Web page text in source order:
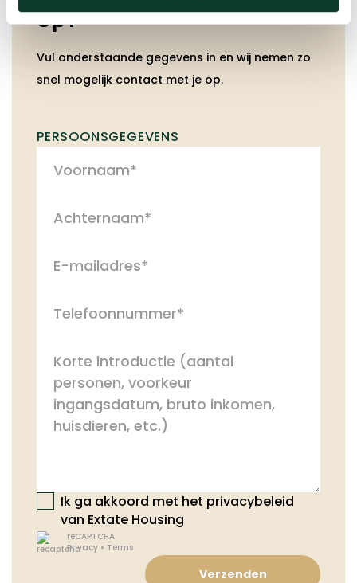
op!
Vul onderstaande gegevens in en wij nemen zo
snel mogelijk contact met je op.
PERSOONSGEGEVENS
Ik ga akkoord met het privacybeleid
van Extate Housing
reCAPTCHA
Privacy• Terms
Verzenden